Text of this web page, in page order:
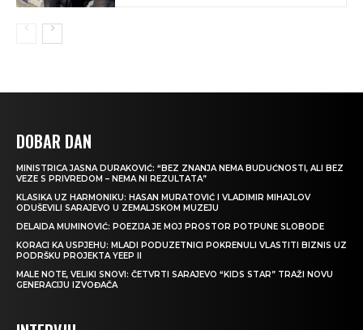
DOBAR DAN
MINISTRICA JASNA DURAKOVIĆ: “BEZ ZNANJA NEMA BUDUĆNOSTI, ALI BEZ
VEZE S PRIVREDOM – NEMA NI REZULTATA”
KLASIKA UZ HARMONIKU: HASAN MURATOVIĆ I VLADIMIR MIHAJLOV
ODUŠEVILI SARAJEVO U ZEMALJSKOM MUZEJU
DELAIDA MUMINOVIĆ: POEZIJA JE MOJ PROSTOR POTPUNE SLOBODE
KORACI KA USPJEHU: MLADI PODUZETNICI POKRENULI VLASTITI BIZNIS UZ
PODRŠKU PROJEKTA YEEP II
MALE NOTE, VELIKI SNOVI: ČETVRTI SARAJEVO “KIDS STAR” TRAŽI NOVU
GENERACIJU IZVOĐAČA